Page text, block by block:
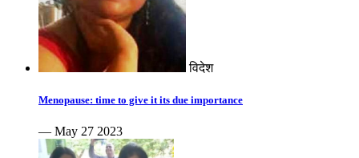
विदेश
Menopause: time to give it its due importance
— May 27 2023